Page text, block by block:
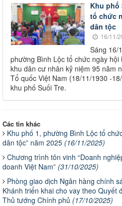
Khu phố
tổ chức
dân tộc
16/11/
Sáng 16/
phường Bình Lộc tổ chức ngày
khu dân cư nhân kỷ niệm 95 năm
Tổ quốc Việt Nam (18/11/1930 -
khu phố Suối Tre.
Các tin khác
Khu phố 1, phường Bình Lộc tổ
dân tộc” năm 2025 (16/11/2025)
Chương trình tôn vinh “Doanh
doanh Việt Nam” (31/10/2025)
Phòng giao dịch Ngân hàng chính
Khánh triển khai cho vay theo Quyết
Thủ tướng Chính phủ (17/10/2025)